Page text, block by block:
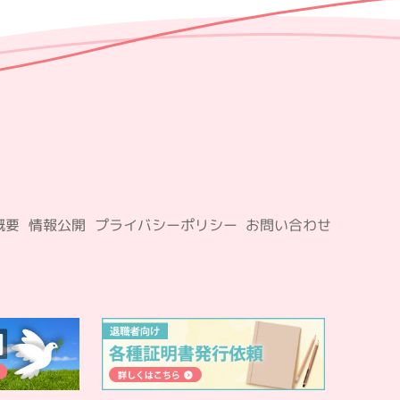
要 情報公開 プライバシーポリシー お問い合わせ